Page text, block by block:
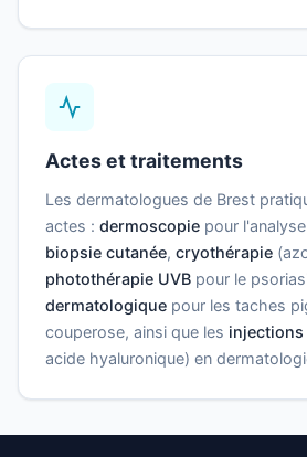
Actes et traitements
Les dermatologues de Brest
actes : dermoscopie pour
biopsie cutanée, cryothérapie
photothérapie UVB pour le
dermatologique pour les taches
couperose, ainsi que les injections
acide hyaluronique) en